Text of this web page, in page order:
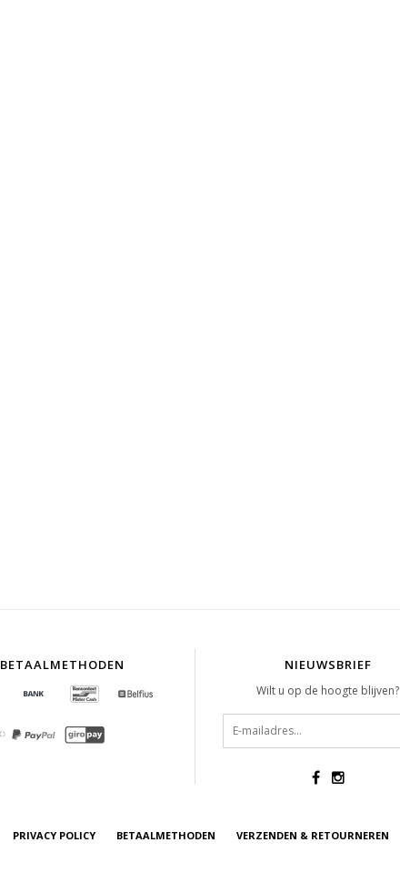
BETAALMETHODEN NIEUWSBRIEF
Wilt u op de hoogte blijven?
PRIVACY POLICY BETAALMETHODEN VERZENDEN & RETOURNEREN